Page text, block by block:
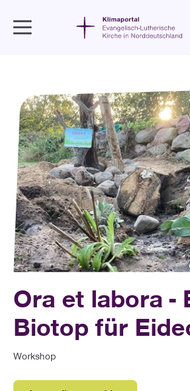
Veranstaltungen
Ora et labora - Ein Biotop für Eidechsen
Ora et labora -
Biotop für
Workshop